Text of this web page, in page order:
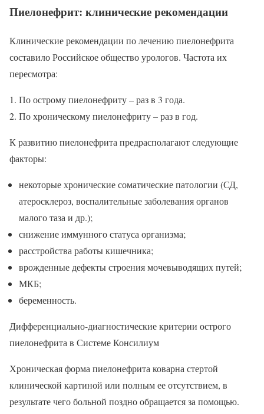
Пиелонефрит: клинические рекомендации
Клинические рекомендации по лечению пиелонефрита
составило Российское общество урологов. Частота их
пересмотра:
По острому пиелонефриту – раз в 3 года.
По хроническому пиелонефриту – раз в год.
К развитию пиелонефрита предрасполагают следующие
факторы:
некоторые хронические соматические патологии (СД,
атеросклероз, воспалительные заболевания органов
малого таза и др.);
снижение иммунного статуса организма;
расстройства работы кишечника;
врожденные дефекты строения мочевыводящих путей;
МКБ;
беременность.
Дифференциально-диагностические критерии острого
пиелонефрита в Системе Консилиум
Хроническая форма пиелонефрита коварна стертой
клинической картиной или полным ее отсутствием, в
результате чего больной поздно обращается за помощью.